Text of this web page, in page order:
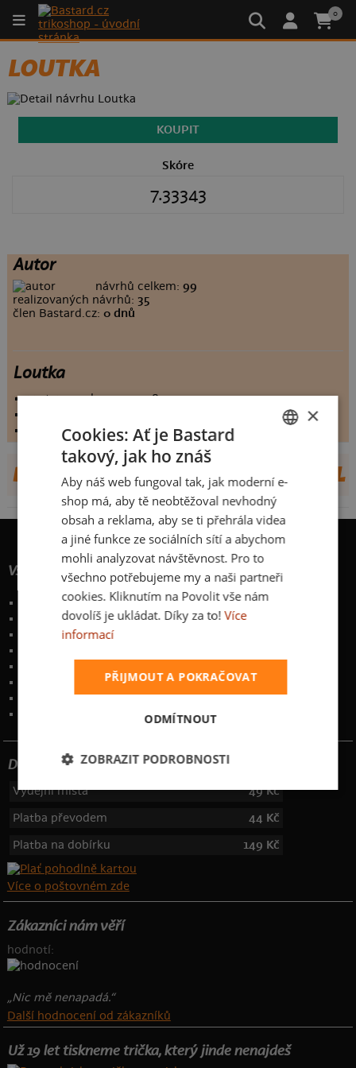
0
LOUTKA
KOUPIT
Skóre
7.33343
Autor
návrhů celkem:99
realizovaných návrhů: 35
člen Bastard.cz:0 dnů
Loutka
vystaveno dne:5.1.2008
komentářů:0
DALŠÍ NÁVRHY OD TOMÁŠ CHLUDIL
Vše o nákupu
Poštovné a způsoby doručení
Garance výměny či vrácení
Časté otázky
Ochrana osobních údajů
info@bastard.cz
Dotujeme poštovné
Výdejní místa
49 Kč
Platba převodem
44 Kč
Platba na dobírku
149 Kč
Více o poštovném zde
Zákazníci nám věří
hodnotí:
„Nic mě nenapadá.“
Další hodnocení od zákazníků
Už 19 let tiskneme trička, který jinde nenajdeš
SLOVAK
×
Cookies: Ať je Bastard
takový, jak ho znáš
Aby náš web fungoval tak, jak moderní e-
shop má, aby tě neobtěžoval nevhodný
obsah a reklama, aby se ti přehrála videa
a jiné funkce ze sociálních sítí a abychom
mohli analyzovat návštěvnost. Pro to
všechno potřebujeme my a naši partneři
cookies. Kliknutím na Povolit vše nám
dovolíš je ukládat. Díky za to! Více
informací
PŘIJMOUT A POKRAČOVAT
ODMÍTNOUT
ZOBRAZIT PODROBNOSTI